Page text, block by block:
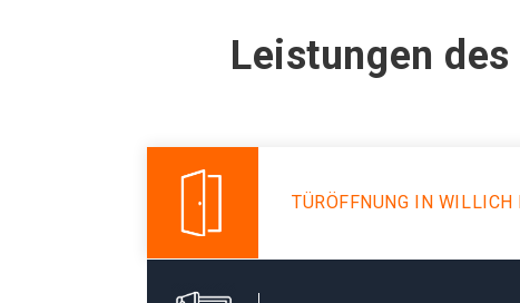
Leistungen
TÜRÖFFNUNG IN WILLICH